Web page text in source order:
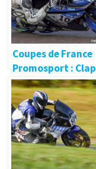
Coupes de France
Promosport : Clap
de fin à Nogaro